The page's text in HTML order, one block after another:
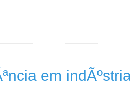
em